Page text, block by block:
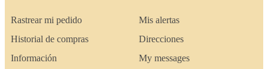
Rastrear mi pedido
Historial de compras
Información
Mis alertas
Direcciones
My messages